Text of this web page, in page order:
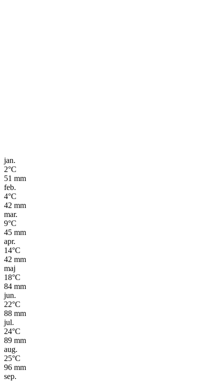
jan.
2°C
51 mm
feb.
4°C
42 mm
mar.
9°C
45 mm
apr.
14°C
42 mm
maj
18°C
84 mm
jun.
22°C
88 mm
jul.
24°C
89 mm
aug.
25°C
96 mm
sep.